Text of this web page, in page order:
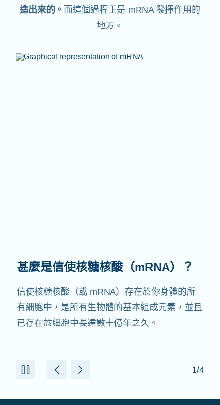
造出來的。 而這個過程正是 mRNA 發揮作用的
地方。
甚麼是信使核糖核酸（mRNA）？
信使核糖核酸（或 mRNA）存在於你身體的所
有細胞中，是所有生物體的基本組成元素，並且
已存在於細胞中長達數十億年之久。
1/4